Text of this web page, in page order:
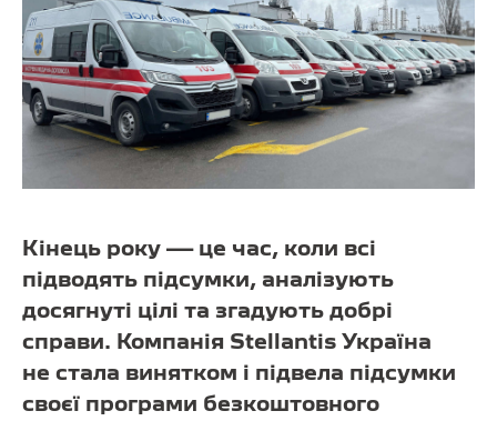
Кінець року — це час, коли всі
підводять підсумки, аналізують
досягнуті цілі та згадують добрі
справи. Компанія Stellantis Україна
не стала винятком і підвела підсумки
своєї програми безкоштовного